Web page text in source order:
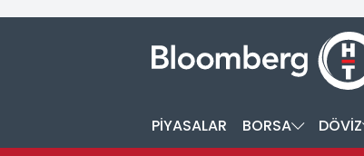
PİYASALAR BORSA DÖVİZ